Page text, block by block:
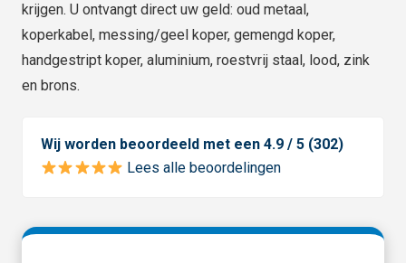
krijgen. U ontvangt direct uw geld: oud metaal,
koperkabel, messing/geel koper, gemengd koper,
handgestript koper, aluminium, roestvrij staal, lood, zink
en brons.
Wij worden beoordeeld met een 4.9 / 5 (302)
Lees alle beoordelingen